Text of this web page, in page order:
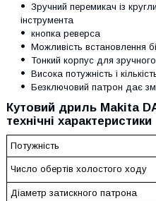
Зручний перемикач із
інструмента
кнопка реверса
Можливість встановлення
Тонкий корпус для
Висока потужність і
Безключовий патрон дає
Кутовий дриль Makita
технічні характеристики
Потужність
Число обертів холостого ходу
Діаметр затискного патрона